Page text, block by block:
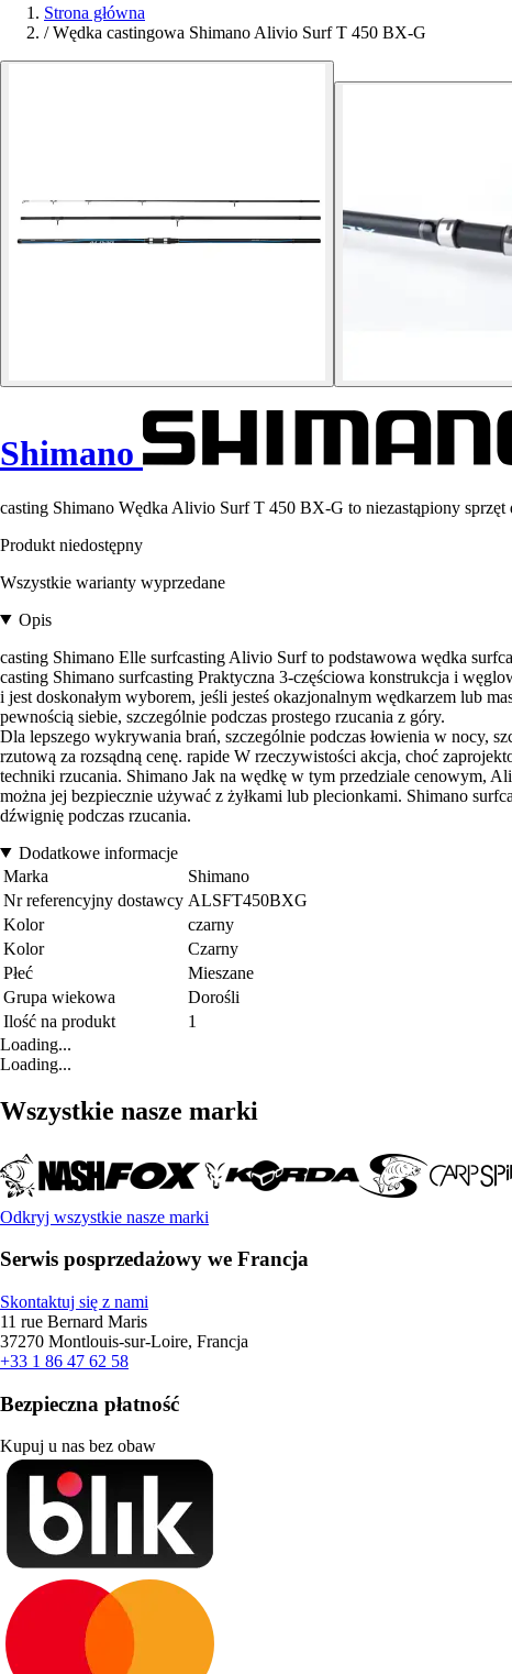
Strona główna
/ Wędka castingowa Shimano Alivio Surf T 450 BX-G
Shimano
casting Shimano Wędka Alivio Surf T 450 BX-G to niezastąpiony sprzęt
Produkt niedostępny
Wszystkie warianty wyprzedane
Opis
casting Shimano Elle surfcasting Alivio Surf to podstawowa wędka
casting Shimano surfcasting Praktyczna 3-częściowa konstrukcja i
i jest doskonałym wyborem, jeśli jesteś okazjonalnym wędkarzem lub
pewnością siebie, szczególnie podczas prostego rzucania z góry.
Dla lepszego wykrywania brań, szczególnie podczas łowienia w nocy,
rzutową za rozsądną cenę. rapide W rzeczywistości akcja, choć
techniki rzucania. Shimano Jak na wędkę w tym przedziale cenowym,
można jej bezpiecznie używać z żyłkami lub plecionkami. Shimano
dźwignię podczas rzucania.
Dodatkowe informacje
Marka
Shimano
Nr referencyjny dostawcy ALSFT450BXG
Kolor
czarny
Kolor
Czarny
Płeć
Mieszane
Grupa wiekowa
Dorośli
Ilość na produkt
1
Loading...
Loading...
Wszystkie nasze marki
Odkryj wszystkie nasze marki
Serwis posprzedażowy we Francja
Skontaktuj się z nami
11 rue Bernard Maris
37270 Montlouis-sur-Loire, Francja
+33 1 86 47 62 58
Bezpieczna płatność
Kupuj u nas bez obaw